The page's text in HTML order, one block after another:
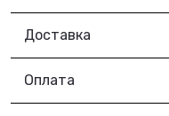
Доставка
Оплата